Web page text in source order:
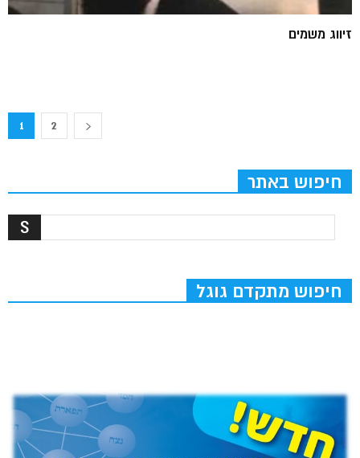
זיווג משמים
1 2
חיפוש באתר
חיפוש מתקדם גוגל